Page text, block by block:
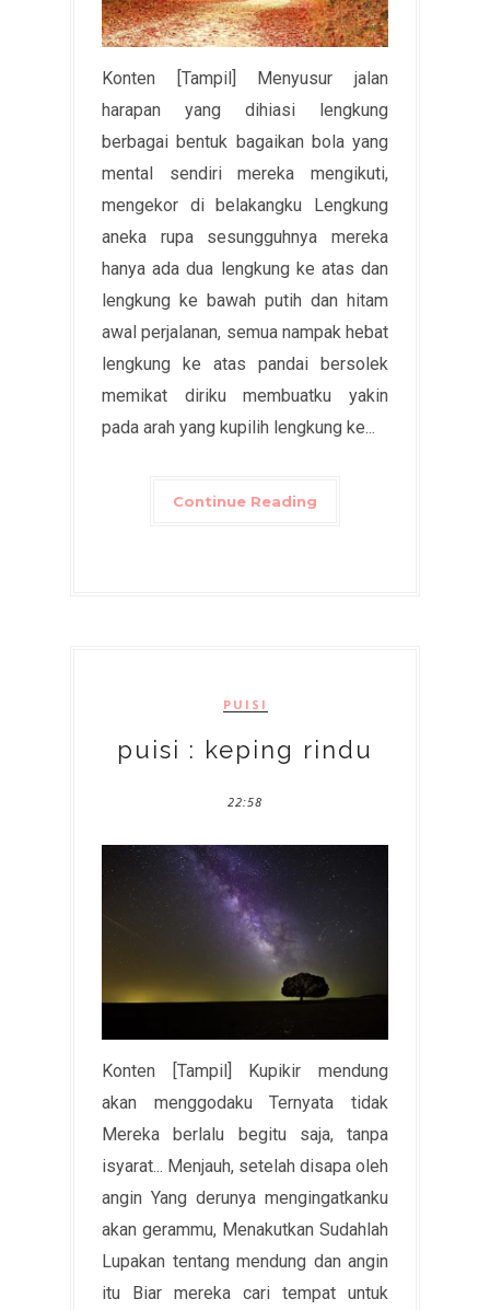
Konten [Tampil] Menyusur jalan
harapan yang dihiasi lengkung
berbagai bentuk bagaikan bola yang
mental sendiri mereka mengikuti,
mengekor di belakangku Lengkung
aneka rupa sesungguhnya mereka
hanya ada dua lengkung ke atas dan
lengkung ke bawah putih dan hitam
awal perjalanan, semua nampak hebat
lengkung ke atas pandai bersolek
memikat diriku membuatku yakin
pada arah yang kupilih lengkung ke...
Continue Reading
PUISI
puisi : keping rindu
22:58
Konten [Tampil] Kupikir mendung
akan menggodaku Ternyata tidak
Mereka berlalu begitu saja, tanpa
isyarat... Menjauh, setelah disapa oleh
angin Yang derunya mengingatkanku
akan gerammu, Menakutkan Sudahlah
Lupakan tentang mendung dan angin
itu Biar mereka cari tempat untuk